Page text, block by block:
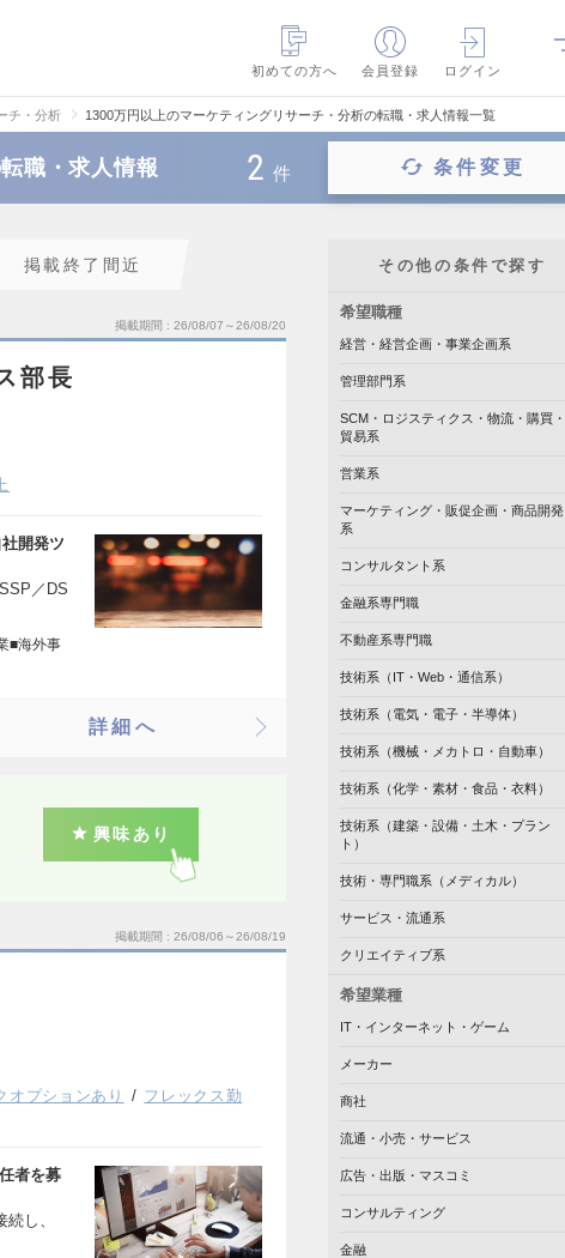
初めての方へ
会員登録 ログイン
チ・分析 1300万円以上のマーケティングリサーチ・分析の転職・求人情報一覧
職・求人情報 2 件 条件変更
掲載終了間近
掲載期間 26/08/07～26/08/20
部長
開発ツ
／DS
■海外事
詳細へ
興味あり
掲載期間 26/08/06～26/08/19
オプションあり
フレックス勤
者を募
し、
その他の条件で探す
希望職種
経営・経営企画・事業企画系
管理部門系
SCM・ロジスティクス・物流・購買・
貿易系
営業系
マーケティング・販促企画・商品開発
系
コンサルタント系
金融系専門職
不動産系専門職
技術系（IT・Web・通信系）
技術系（電気・電子・半導体）
技術系（機械・メカトロ・自動車）
技術系（化学・素材・食品・衣料）
技術系（建築・設備・土木・プラン
ト）
技術・専門職系（メディカル）
サービス・流通系
クリエイティブ系
希望業種
IT・インターネット・ゲーム
メーカー
商社
流通・小売・サービス
広告・出版・マスコミ
コンサルティング
金融